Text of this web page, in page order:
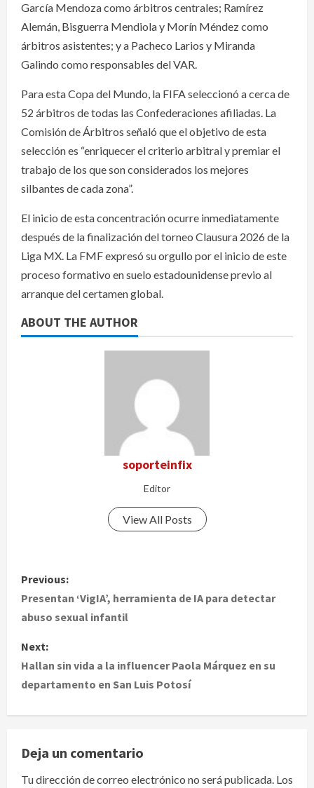
García Mendoza como árbitros centrales; Ramírez
Alemán, Bisguerra Mendiola y Morín Méndez como
árbitros asistentes; y a Pacheco Larios y Miranda
Galindo como responsables del VAR.
Para esta Copa del Mundo, la FIFA seleccionó a cerca de
52 árbitros de todas las Confederaciones afiliadas. La
Comisión de Árbitros señaló que el objetivo de esta
selección es “enriquecer el criterio arbitral y premiar el
trabajo de los que son considerados los mejores
silbantes de cada zona”.
El inicio de esta concentración ocurre inmediatamente
después de la finalización del torneo Clausura 2026 de la
Liga MX. La FMF expresó su orgullo por el inicio de este
proceso formativo en suelo estadounidense previo al
arranque del certamen global.
ABOUT THE AUTHOR
soporteinfix
Editor
View All Posts
P
o
t
n
a
v
i
Previous:
Presentan ‘VigIA’, herramienta de IA para detectar
abuso sexual infantil
Next:
Hallan sin vida a la influencer Paola Márquez en su
departamento en San Luis Potosí
Deja un comentario
Tu dirección de correo electrónico no será publicada. Los